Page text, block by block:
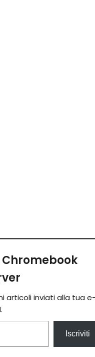
articoli inviati alla tua
Iscriviti